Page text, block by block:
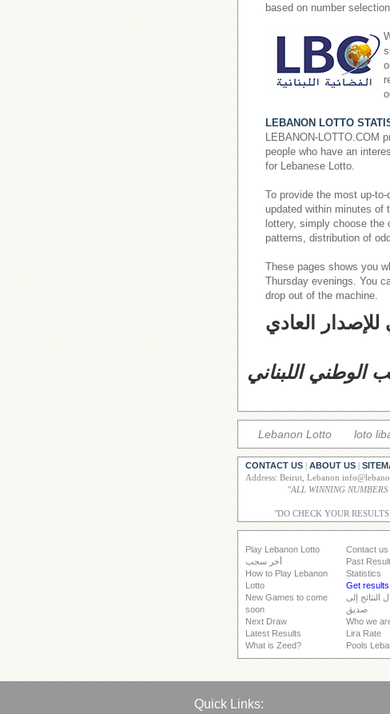
based on number
LEBANON LOTTO
LEBANON-LOTTO.COM
people who have an
for Lebanese Lotto.
To provide the most up-
updated within minutes of
lottery, simply choose
patterns, distribution of
These pages shows you
Thursday evenings. You
drop out of the machine.
للإصدار العادي
الوطني اللبناني
Lebanon Lotto loto
CONTACT US ABOUT US
Address: Beirut, Lebanon
"
"DO CHECK YOUR
Play Lebanon Lotto
أخر سحب
How to Play Lebanon
Lotto
New Games to come
soon
Next Draw
Latest Results
What is Zeed?
Contact us
Past
Statistics
Get
النتائج إلى
صديق
Who we
Lira Rate
Pools
Quick Links: